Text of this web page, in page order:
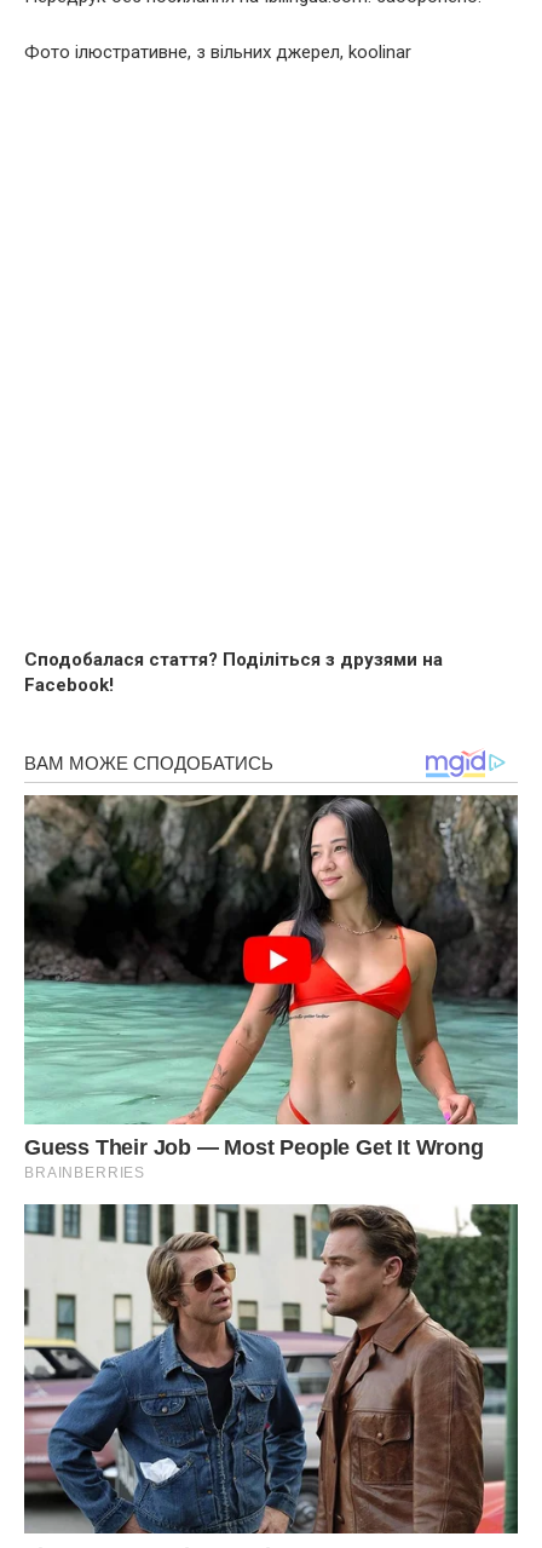
Фото ілюстративне, з вільних джерел, koolinar
Сподобалася стаття? Поділіться з друзями на
Facebook!